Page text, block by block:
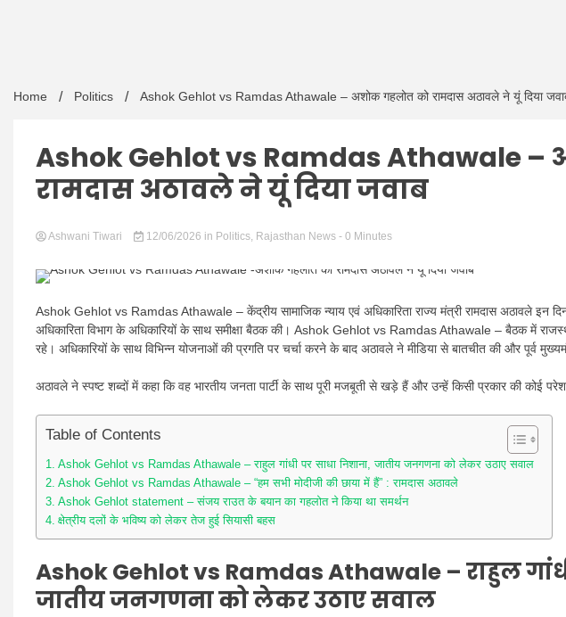
Home Politics Ashok Gehlot vs Ramdas Athawale – अशोक गहलोत को रामदास अठावले ने यूं दिया
Ashok Gehlot vs Ramdas Athawale
रामदास अठावले ने यूं दिया जवाब
Ashwani Tiwari 12/06/2026 in Politics, Rajasthan News - 0 Minutes
Ashok Gehlot vs Ramdas Athawale – केंद्रीय सामाजिक न्याय एवं अधिकारिता राज्य मंत्री रामदास अठावले इन
अधिकारिता विभाग के अधिकारियों के साथ समीक्षा बैठक की। Ashok Gehlot vs Ramdas Athawale – बैठक में
रहे। अधिकारियों के साथ विभिन्न योजनाओं की प्रगति पर चर्चा करने के बाद अठावले ने मीडिया से बातचीत की और पूर्व
अठावले ने स्पष्ट शब्दों में कहा कि वह भारतीय जनता पार्टी के साथ पूरी मजबूती से खड़े हैं और उन्हें किसी प्रकार की कोई
Table of Contents
Ashok Gehlot vs Ramdas Athawale – राहुल गांधी पर साधा निशाना, जातीय जनगणना को लेकर उठाए सवाल
Ashok Gehlot vs Ramdas Athawale – “हम सभी मोदीजी की छाया में हैं” : रामदास अठावले
Ashok Gehlot statement – संजय राउत के बयान का गहलोत ने किया था समर्थन
क्षेत्रीय दलों के भविष्य को लेकर तेज हुई सियासी बहस
Ashok Gehlot vs Ramdas Athawale – राहुल
जातीय जनगणना को लेकर उठाए सवाल